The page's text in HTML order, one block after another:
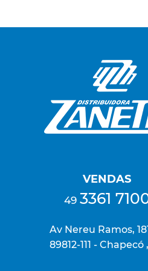
VENDAS
49 3361
Av Nereu Ramos,
89812-111 - Chapecó